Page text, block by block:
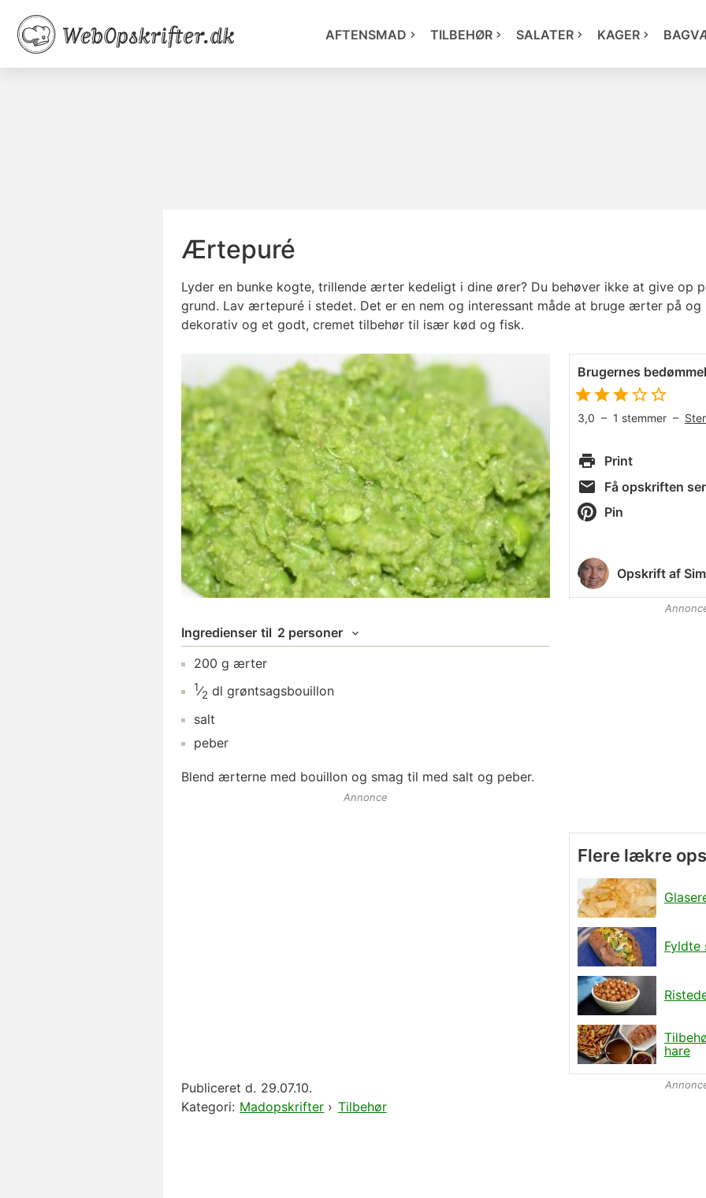
AFTENSMAD TILBEHØR SALATER KAGER
Ærtepuré
Lyder en bunke kogte, trillende ærter kedeligt i dine ører? Du behøver ikke at give op
grund. Lav ærtepuré i stedet. Det er en nem og interessant måde at bruge ærter på og
dekorativ og et godt, cremet tilbehør til især kød og fisk.
Ingredienser til 2 personer
200 g ærter
1⁄2 dl grøntsagsbouillon
salt
peber
Blend ærterne med bouillon og smag til med salt og peber.
Annonce
Publiceret d. 29.07.10.
Kategori: Madopskrifter › Tilbehør
Brugernes
3,0 – 1 stemmer –
Print
Få opskriften
Pin
Opskrift af
Flere lækre
Fyldte
hare